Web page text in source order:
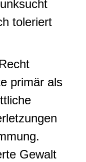
toleriert
primär als
Gewalt